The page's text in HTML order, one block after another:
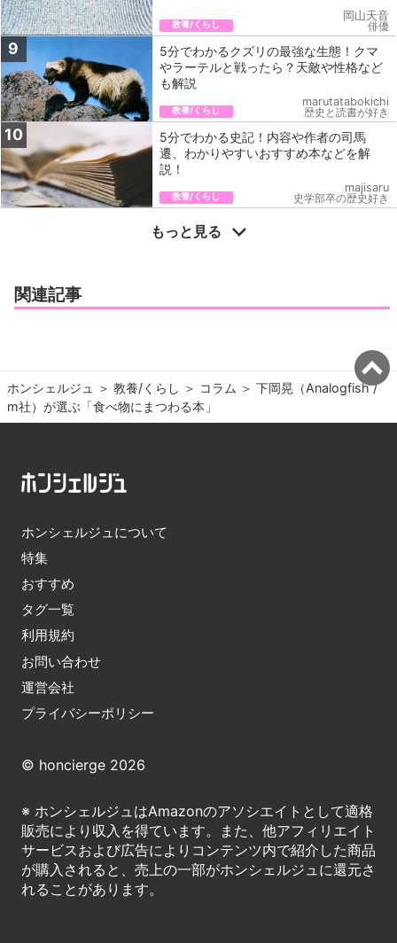
教養/くらし
岡山天音
俳優
9
5分でわかるクズリの最強な生態！クマ
やラーテルと戦ったら？天敵や性格など
も解説
教養/くらし
marutatabokichi
歴史と読書が好き
10
5分でわかる史記！内容や作者の司馬
遷、わかりやすいおすすめ本などを解
説！
教養/くらし
majisaru
史学部卒の歴史好き
もっと見る
関連記事
ホンシェルジュ ＞ 教養/くらし ＞ コラム ＞ 下岡晃（Analogfish /
m社）が選ぶ「食べ物にまつわる本」
ホンシェルジュについて
特集
おすすめ
タグ一覧
利用規約
お問い合わせ
運営会社
プライバシーポリシー
© honcierge 2026
※ ホンシェルジュはAmazonのアソシエイトとして適格
販売により収入を得ています。また、他アフィリエイト
サービスおよび広告によりコンテンツ内で紹介した商品
が購入されると、売上の一部がホンシェルジュに還元さ
れることがあります。